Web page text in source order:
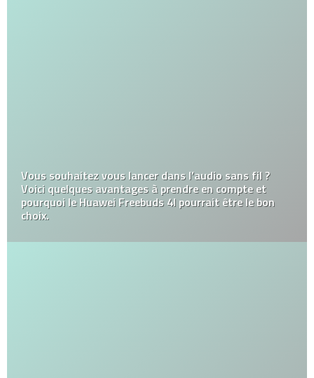
Comment choisir un fournisseur IPTV en France ?